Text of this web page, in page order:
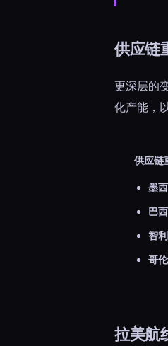
供应链
更深层的
化产能，
供应链
墨
巴西
智利
哥
拉美航